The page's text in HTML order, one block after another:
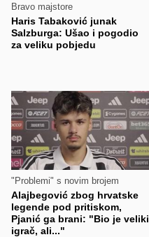
Bravo majstore
Haris Tabaković junak
Salzburga: Ušao i pogodio
za veliku pobjedu
"Problemi" s novim brojem
Alajbegović zbog hrvatske
legende pod pritiskom,
Pjanić ga brani: "Bio je veliki
igrač, ali..."